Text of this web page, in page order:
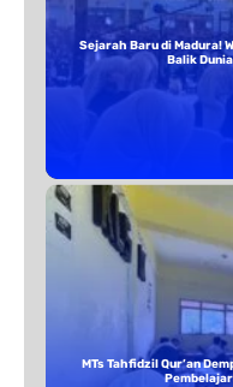
Sejarah Baru di Madura!
Balik
MTs Tahfidzil Qur’an